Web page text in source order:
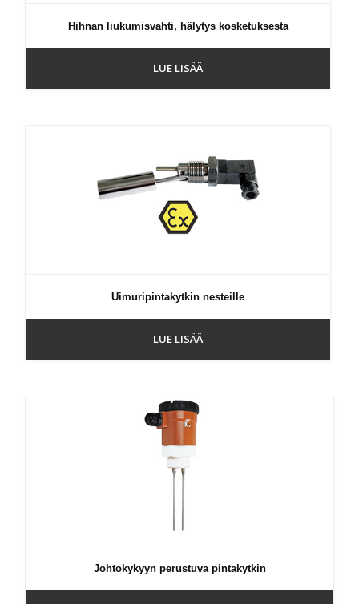
Hihnan liukumisvahti, hälytys kosketuksesta
LUE LISÄÄ
Uimuripintakytkin nesteille
LUE LISÄÄ
Johtokykyyn perustuva pintakytkin